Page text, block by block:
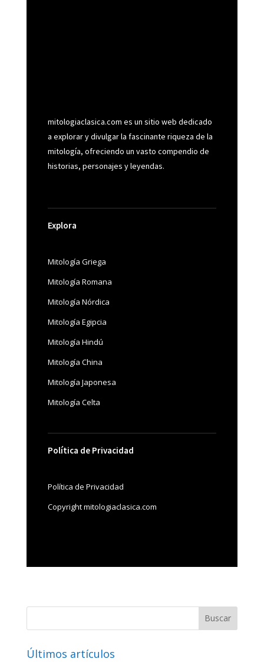
mitologiaclasica.com es un sitio web dedicado
a explorar y divulgar la fascinante riqueza de la
mitología, ofreciendo un vasto compendio de
historias, personajes y leyendas.
Explora
Mitología Griega
Mitología Romana
Mitología Nórdica
Mitología Egipcia
Mitología Hindú
Mitología China
Mitología Japonesa
Mitología Celta
Política de Privacidad
Política de Privacidad
Copyright mitologiaclasica.com
Buscar
Últimos artículos